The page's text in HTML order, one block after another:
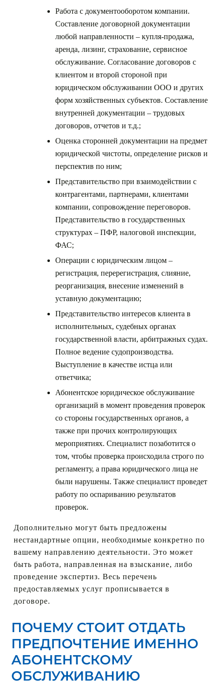
Работа с документооборотом компании.
Составление договорной документации
любой направленности – купля-продажа,
аренда, лизинг, страхование, сервисное
обслуживание. Согласование договоров с
клиентом и второй стороной при
юридическом обслуживании ООО и других
форм хозяйственных субъектов. Составление
внутренней документации – трудовых
договоров, отчетов и т.д.;
Оценка сторонней документации на предмет
юридической чистоты, определение рисков и
перспектив по ним;
Представительство при взаимодействии с
контрагентами, партнерами, клиентами
компании, сопровождение переговоров.
Представительство в государственных
структурах – ПФР, налоговой инспекции,
ФАС;
Операции с юридическим лицом –
регистрация, перерегистрация, слияние,
реорганизация, внесение изменений в
уставную документацию;
Представительство интересов клиента в
исполнительных, судебных органах
государственной власти, арбитражных судах.
Полное ведение судопроизводства.
Выступление в качестве истца или
ответчика;
Абонентское юридическое обслуживание
организаций в момент проведения проверок
со стороны государственных органов, а
также при прочих контролирующих
мероприятиях. Специалист позаботится о
том, чтобы проверка происходила строго по
регламенту, а права юридического лица не
были нарушены. Также специалист проведет
работу по оспариванию результатов
проверок.
Дополнительно могут быть предложены
нестандартные опции, необходимые конкретно по
вашему направлению деятельности. Это может
быть работа, направленная на взыскание, либо
проведение экспертиз. Весь перечень
предоставляемых услуг прописывается в
договоре.
ПОЧЕМУ СТОИТ ОТДАТЬ
ПРЕДПОЧТЕНИЕ ИМЕННО
АБОНЕНТСКОМУ
ОБСЛУЖИВАНИЮ